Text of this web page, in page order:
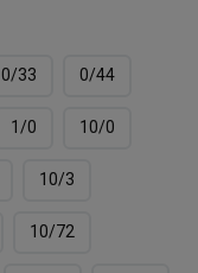
0/33 0/44
1/0 10/0
10/3
10/72